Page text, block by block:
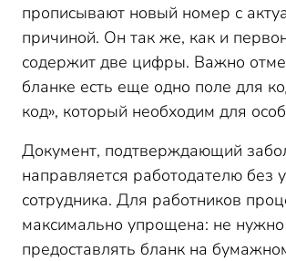
прописывают новый номер с
причиной. Он так же, как и
содержит две цифры. Важно
бланке есть еще одно поле для
код», который необходим для
Документ, подтверждающий
направляется работодателю без
сотрудника. Для работников
максимально упрощена: не нужно
предоставлять бланк на